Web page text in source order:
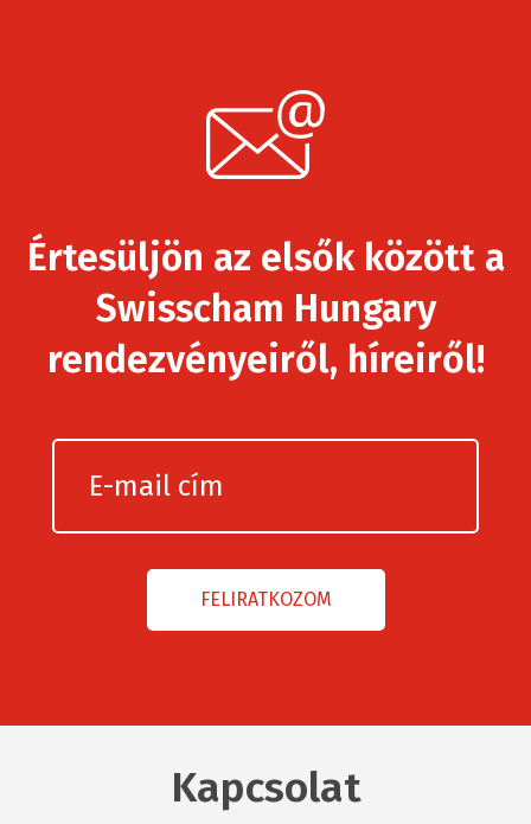
Értesüljön az elsők között a
Swisscham Hungary
rendezvényeiről, híreiről!
Kapcsolat